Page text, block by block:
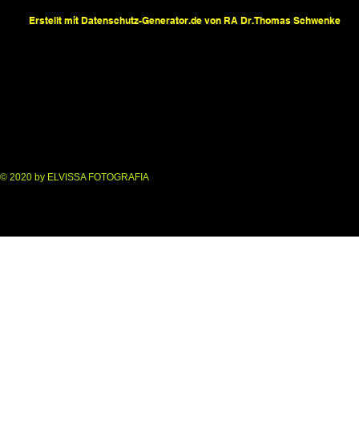
Erstellt mit Datenschutz-Generator.de von RA Dr. Thomas Schwenke
© 2020 by ELVISSA FOTOGRAFIA